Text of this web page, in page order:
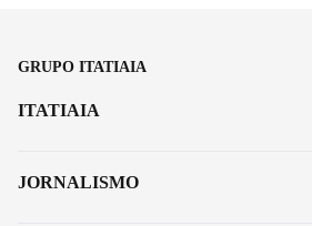
GRUPO ITATIAIA
ITATIAIA
JORNALISMO